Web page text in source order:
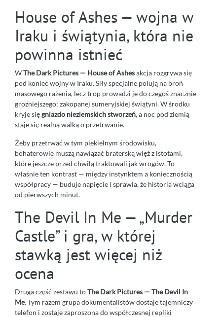
House of Ashes — wojna w
Iraku i świątynia, która nie
powinna istnieć
WThe Dark Pictures — House of Ashesakcja rozgrywa się
pod koniec wojny w Iraku. Siły specjalne polują na broń
masowego rażenia, lecz trop prowadzi je do czegoś znacznie
groźniejszego: zakopanej sumeryjskiej świątyni. W środku
kryje sięgniazdo nieziemskich stworzeń, a noc pod ziemią
staje się realną walką o przetrwanie.
Żeby przetrwać w tym piekielnym środowisku,
bohaterowie muszą nawiązać braterską więź z istotami,
które jeszcze przed chwilą traktowali jak wrogów. To
właśnie ten kontrast — między instynktem a koniecznością
współpracy — buduje napięcie i sprawia, że historia wciąga
od pierwszych minut.
The Devil In Me — „Murder
Castle” i gra, w której
stawką jest więcej niż
ocena
Druga część zestawu toThe Dark Pictures — The Devil In
Me. Tym razem grupa dokumentalistów dostaje tajemniczy
telefon i zostaje zaproszona do współczesnej repliki